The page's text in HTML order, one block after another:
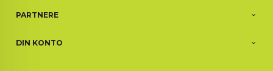
PARTNERE
DIN KONTO